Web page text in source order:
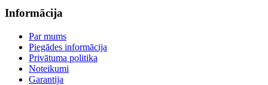
Informācija
Par mums
Piegādes informācija
Privātuma politika
Noteikumi
Garantija